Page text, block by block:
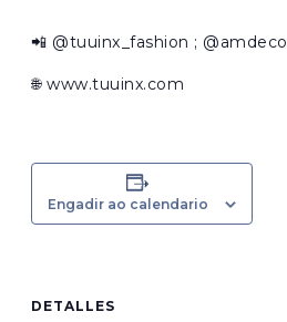
📲 @tuuinx_fashion ; @amdeco_
🌐 www.tuuinx.com
Engadir ao calendario
DETALLES